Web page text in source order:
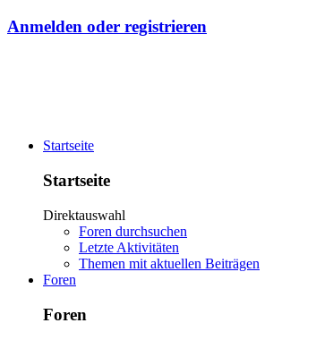
Anmelden oder registrieren
Startseite
Startseite
Direktauswahl
Foren durchsuchen
Letzte Aktivitäten
Themen mit aktuellen Beiträgen
Foren
Foren